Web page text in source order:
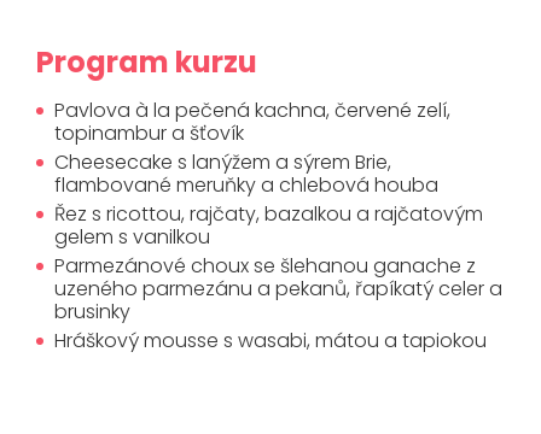
Program kurzu
Pavlova à la pečená kachna, červené zelí,
topinambur a šťovík
Cheesecake s lanýžem a sýrem Brie,
flambované meruňky a chlebová houba
Řez s ricottou, rajčaty, bazalkou a rajčatovým
gelem s vanilkou
Parmezánové choux se šlehanou ganache z
uzeného parmezánu a pekanů, řapíkatý celer a
brusinky
Hráškový mousse s wasabi, mátou a tapiokou